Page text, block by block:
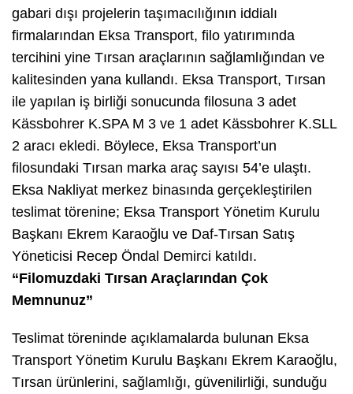
gabari dışı projelerin taşımacılığının iddialı
firmalarından Eksa Transport, filo yatırımında
tercihini yine Tırsan araçlarının sağlamlığından ve
kalitesinden yana kullandı. Eksa Transport, Tırsan
ile yapılan iş birliği sonucunda filosuna 3 adet
Kässbohrer K.SPA M 3 ve 1 adet Kässbohrer K.SLL
2 aracı ekledi. Böylece, Eksa Transport’un
filosundaki Tırsan marka araç sayısı 54’e ulaştı.
Eksa Nakliyat merkez binasında gerçekleştirilen
teslimat törenine; Eksa Transport Yönetim Kurulu
Başkanı Ekrem Karaoğlu ve Daf-Tırsan Satış
Yöneticisi Recep Öndal Demirci katıldı.
“Filomuzdaki Tırsan Araçlarından Çok
Memnunuz”
Teslimat töreninde açıklamalarda bulunan Eksa
Transport Yönetim Kurulu Başkanı Ekrem Karaoğlu,
Tırsan ürünlerini, sağlamlığı, güvenilirliği, sunduğu